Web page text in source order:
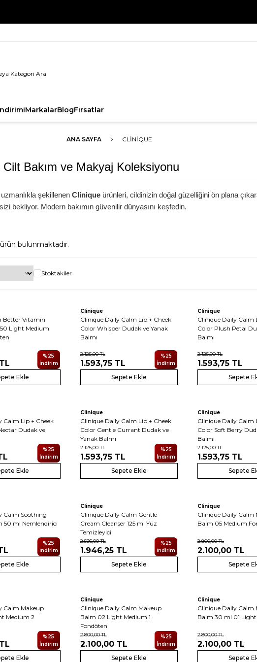
MarkalarBlogFırsatlar
ANA SAYFA CLINIQUE
Cilt Bakım ve Makyaj Koleksiyonu
şekillenen Clinique ürünleri, cildinizin doğal güzelliğini ön plana
sizi bekliyor. Modern bakımın güvenilir dünyasını keşfedin.
ürün bulunmaktadır.
Stoktakiler
Better Vitamin
Light Medium
TL
%25
İndirim
Ekle
Yeni
Clinique
Clinique Daily Calm Lip + Cheek
Color Whisper Dudak ve Yanak
Balmı
2.125,00TL
1.593,75TL
%25
İndirim
Sepete Ekle
Yeni
Clinique
Clinique Daily Calm
Color Plush Petal
Balmı
2.125,00TL
1.593,75 TL
Sepete
Calm Lip + Cheek
Dudak ve
%25
İndirim
Ekle
Yeni
Clinique
Clinique Daily Calm Lip + Cheek
Color Gentle Currant Dudak ve
Yanak Balmı
2.125,00TL
1.593,75TL
%25
İndirim
Sepete Ekle
Yeni
Clinique
Clinique Daily Calm
Color Soft Berry
Balmı
2.125,00TL
1.593,75 TL
Sepete
Calm Soothing
50 ml Nemlendirici
%25
İndirim
Ekle
Yeni
Clinique
Clinique Daily Calm Gentle
Cream Cleanser 125 ml Yüz
Temizleyici
2.595,00TL
1.946,25TL
%25
İndirim
Sepete Ekle
Yeni
Clinique
Clinique Daily Calm
Balm 05 Medium
2.800,00TL
2.100,00 TL
Sepete
Calm Makeup
Medium 2
TL
%25
İndirim
Ekle
Yeni
Clinique
Clinique Daily Calm Makeup
Balm 02 Light Medium 1
Fondöten
2.800,00TL
2.100,00TL
%25
İndirim
Sepete Ekle
Yeni
Clinique
Clinique Daily Calm
Balm 30 ml 01
2.800,00TL
2.100,00 TL
Sepete